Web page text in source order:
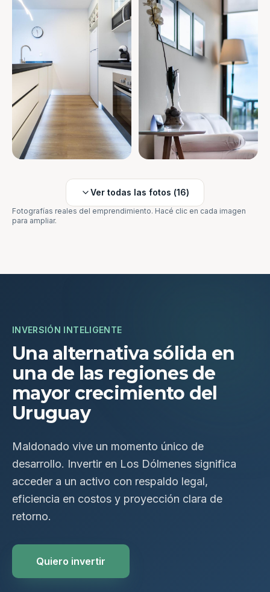
Ver todas las fotos (16)
Fotografías reales del emprendimiento. Hacé clic en cada imagen
para ampliar.
INVERSIÓN INTELIGENTE
Una alternativa sólida en
una de las regiones de
mayor crecimiento del
Uruguay
Maldonado vive un momento único de
desarrollo. Invertir en Los Dólmenes significa
acceder a un activo con respaldo legal,
eficiencia en costos y proyección clara de
retorno.
Quiero invertir